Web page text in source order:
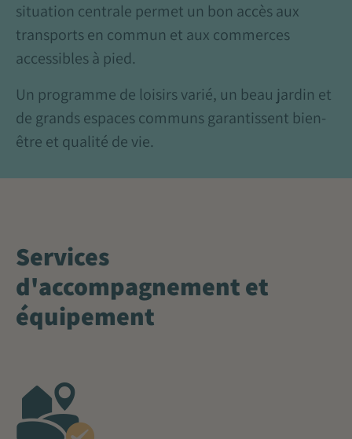
situation centrale permet un bon accès aux
transports en commun et aux commerces
accessibles à pied.
Un programme de loisirs varié, un beau jardin et
de grands espaces communs garantissent bien-
être et qualité de vie.
Services
d'accompagnement et
équipement